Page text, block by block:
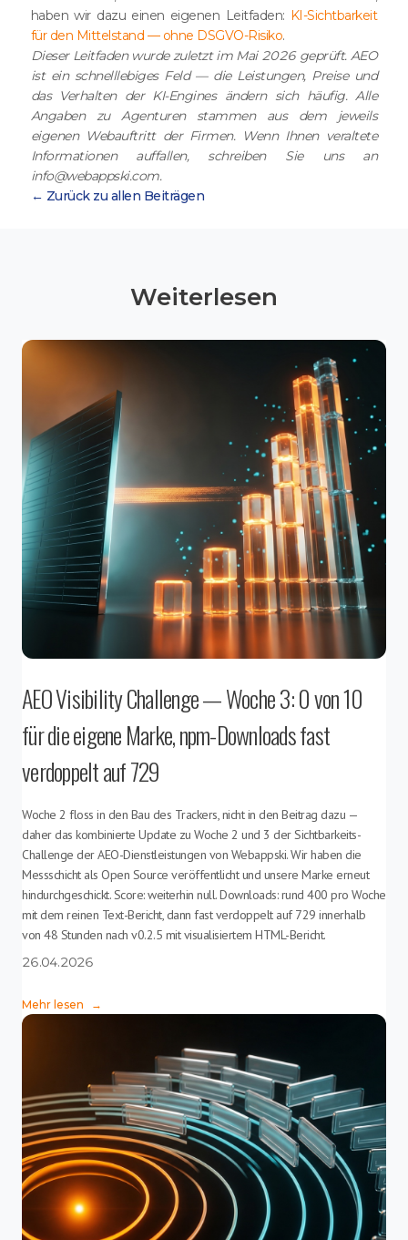
haben wir dazu einen eigenen Leitfaden: KI-Sichtbarkeit
für den Mittelstand — ohne DSGVO-Risiko.
Dieser Leitfaden wurde zuletzt im Mai 2026 geprüft. AEO
ist ein schnelllebiges Feld — die Leistungen, Preise und
das Verhalten der KI-Engines ändern sich häufig. Alle
Angaben zu Agenturen stammen aus dem jeweils
eigenen Webauftritt der Firmen. Wenn Ihnen veraltete
Informationen auffallen, schreiben Sie uns an
info@webappski.com.
← Zurück zu allen Beiträgen
Weiterlesen
AEO Visibility Challenge — Woche 3: 0 von 10
für die eigene Marke, npm-Downloads fast
verdoppelt auf 729
Woche 2 floss in den Bau des Trackers, nicht in den Beitrag dazu —
daher das kombinierte Update zu Woche 2 und 3 der Sichtbarkeits-
Challenge der AEO-Dienstleistungen von Webappski. Wir haben die
Messschicht als Open Source veröffentlicht und unsere Marke erneut
hindurchgeschickt. Score: weiterhin null. Downloads: rund 400 pro Woche
mit dem reinen Text-Bericht, dann fast verdoppelt auf 729 innerhalb
von 48 Stunden nach v0.2.5 mit visualisiertem HTML-Bericht.
26.04.2026
Mehr lesen →